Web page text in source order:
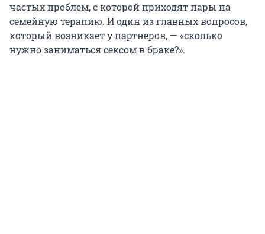
частых проблем, с которой приходят пары на
семейную терапию. И один из главных вопросов,
который возникает у партнеров, — «сколько
нужно заниматься сексом в браке?».